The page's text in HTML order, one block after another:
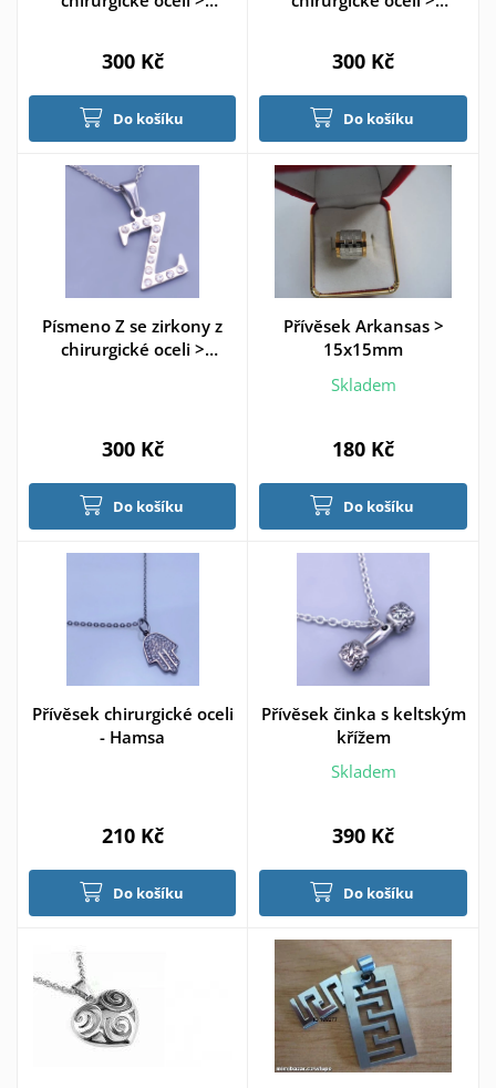
300 Kč
Do košíku
300 Kč
Do košíku
Písmeno Z se zirkony z
chirurgické oceli >
300 Kč
Do košíku
Přívěsek Arkansas >
15x15mm
Skladem
180 Kč
Do košíku
Přívěsek chirurgické oceli
- Hamsa
210 Kč
Do košíku
Přívěsek činka s keltským
křížem
Skladem
390 Kč
Do košíku